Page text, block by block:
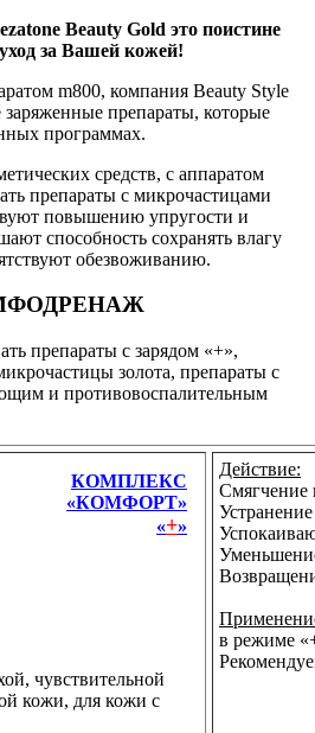
Beauty Gold это поистине
за Вашей кожей!
m800, компания Beauty Style
заряженные препараты, которые
программах.
средств, с аппаратом
препараты с микрочастицами
повышению упругости и
способность сохранять влагу
обезвоживанию.
препараты с зарядом «+»,
золота, препараты с
и противовоспалительным
КОМПЛЕКС
«КОМФОРТ»
«+»
чувствительной
кожи, для кожи с
Действие:
Смягчение
в режиме